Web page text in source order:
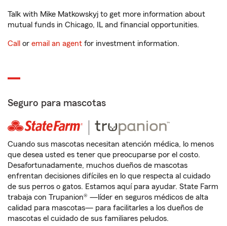
Talk with Mike Matkowskyj to get more information about
mutual funds in Chicago, IL and financial opportunities.
Call or email an agent for investment information.
Seguro para mascotas
Cuando sus mascotas necesitan atención médica, lo menos
que desea usted es tener que preocuparse por el costo.
Desafortunadamente, muchos dueños de mascotas
enfrentan decisiones difíciles en lo que respecta al cuidado
de sus perros o gatos. Estamos aquí para ayudar. State Farm
trabaja con Trupanion® —líder en seguros médicos de alta
calidad para mascotas— para facilitarles a los dueños de
mascotas el cuidado de sus familiares peludos.